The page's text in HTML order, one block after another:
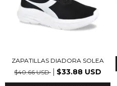
ZAPATILLAS DIADORA SOLEA
$40.66 USD
$33.88 USD